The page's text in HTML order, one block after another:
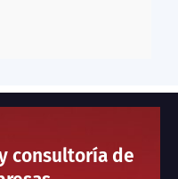
consultoría de